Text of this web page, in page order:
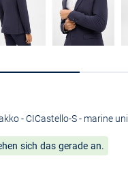
- CICastello-S- marine uni
sich das gerade an.